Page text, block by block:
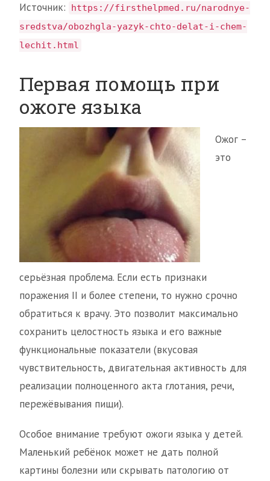
Источник:
https://firsthelpmed.ru/narodnye-
sredstva/obozhgla-yazyk-chto-delat-i-chem-
lechit.html
Первая помощь при
ожоге языка
Ожог –
это
серьёзная проблема. Если есть признаки
поражения II и более степени, то нужно срочно
обратиться к врачу. Это позволит максимально
сохранить целостность языка и его важные
функциональные показатели (вкусовая
чувствительность, двигательная активность для
реализации полноценного акта глотания, речи,
пережёвывания пищи).
Особое внимание требуют ожоги языка у детей.
Маленький ребёнок может не дать полной
картины болезни или скрывать патологию от